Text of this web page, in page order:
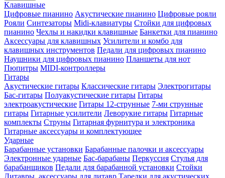
Клавишные
Цифровые пианино Акустические пианино Цифровые рояли
Рояли Синтезаторы Midi-клавиатуры Стойки для цифровых
пианино Чехлы и накидки клавишные Банкетки для пианино
Аксессуары для клавишных Усилители и комбо для
клавишных инструментов Педали для цифровых пианино
Наушники для цифровых пианино Планшеты для нот
Пюпитры MIDI-контроллеры
Гитары
Акустические гитары Классические гитары Электрогитары
Бас-гитары Полуакустические гитары Гитары
электроакустические Гитары 12-струнные 7-ми струнные
гитары Гитарные усилители Леворукие гитары Гитарные
комплекты Струны Гитарная фурнитура и электроника
Гитарные аксессуары и комплектующее
Ударные
Барабанные установки Барабанные палочки и аксессуары
Электронные ударные Бас-барабаны Перкуссия Стулья для
барабанщиков Педали для барабанной установки Стойки
Литавры, аксессуары для литавр Тарелки для акустических